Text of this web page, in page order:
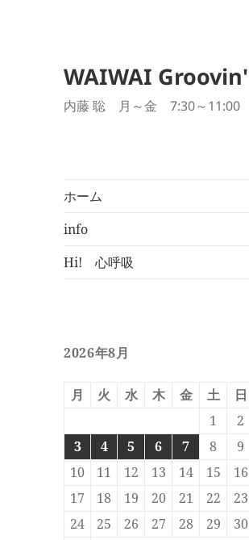
WAIWAI Groovin'
内藤 聡 月～金 7:30～11:00
ホーム
info
Hi! 心呼吸
2026年8月
月 火 水 木 金 土
日
1
2
3
4 5 6 7 8
9
10
11 12 13 14 15
16
17
18 19 20 21 22
23
24
25 26 27 28 29
30